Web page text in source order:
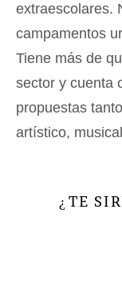
extraescolares.
campamentos
Tiene más de
sector y cuenta
propuestas
artístico,
¿ TE